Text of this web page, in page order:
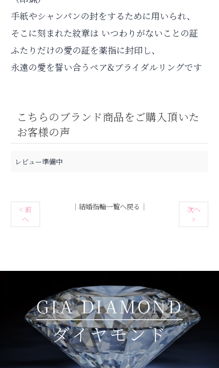
手紙やシャンパンの封をするために用いられ、
そこに刻まれた紋章は いつわりがないことの証
ふたりだけの愛の証を薬指に封印し、
永遠の愛を誓い合うペア&ブライダルリングです
こちらのブランド商品をご購入頂いた
お客様の声
レビュー準備中
< 前
へ
｜ 結婚指輪一覧へ戻る ｜
次へ
>
GIA DIAMOND
ダイヤモンド